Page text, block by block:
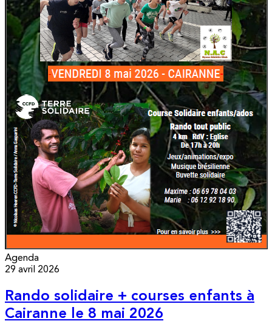
Agenda
29 avril 2026
Rando solidaire + courses enfants à
Cairanne le 8 mai 2026